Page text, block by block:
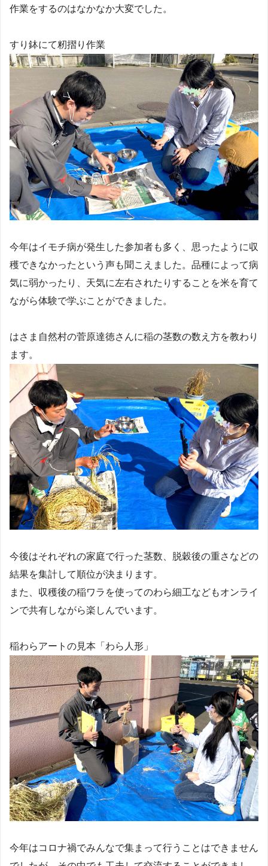
作業をするのはなかなか大変でした。
すり鉢にて籾摺り作業
今年はイモチ病が発生した参加者も多く、思ったように収
穫できなかったという声も聞こえました。品種によって病
気に弱かったり、天気に左右されたりすることを米を育て
ながら体験で学ぶことができました。
はさま自然村の菅原達徳さんに稲の茎数の数え方を教わり
ます。
今後はそれぞれの家庭で行った茎数、脱穀後の重さなどの
結果を集計して順位が決まります。
また、収穫後の稲ワラを使ってのわら細工などもオンライ
ンで共有しながら楽しんでいます。
稲わらアートの見本「わら人形」
今年はコロナ禍でみんなで集まって行うことはできません